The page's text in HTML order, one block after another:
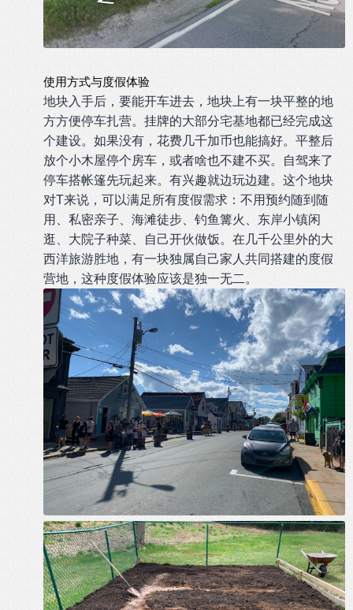
使用方式与度假体验
地块入手后，要能开车进去，地块上有一块平整的地
方方便停车扎营。挂牌的大部分宅基地都已经完成这
个建设。如果没有，花费几千加币也能搞好。平整后
放个小木屋停个房车，或者啥也不建不买。自驾来了
停车搭帐篷先玩起来。有兴趣就边玩边建。这个地块
对T来说，可以满足所有度假需求：不用预约随到随
用、私密亲子、海滩徒步、钓鱼篝火、东岸小镇闲
逛、大院子种菜、自己开伙做饭。在几千公里外的大
西洋旅游胜地，有一块独属自己家人共同搭建的度假
营地，这种度假体验应该是独一无二。